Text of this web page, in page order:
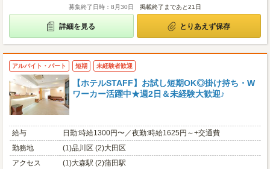
募集終了日時：8月30日 掲載終了まであと21日
詳細を見る とりあえず保存
アルバイト・パート 短期 未経験者歓迎
【ホテルSTAFF】お試し短期OK◎掛け持ち・W
ワーカー活躍中★週2日＆未経験大歓迎♪
給与
日勤:時給1300円〜／夜勤:時給1625円～+交通費
勤務地
(1)品川区 (2)大田区
アクセス
(1)大森駅 (2)蒲田駅